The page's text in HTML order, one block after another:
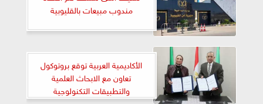
مندوب مبيعات بالقليوبية
الأكاديمية العربية توقع بروتوكول
تعاون مع الابحاث العلمية
والتطبيقات التكنولوجية